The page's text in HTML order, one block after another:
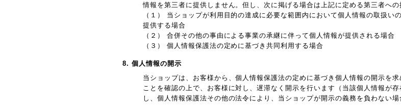
情報を第三者に提供しません。但し、次に掲げる場合は上記に定める第三者への
（１） 当ショップが利用目的の達成に必要な範囲内において個人情報の取扱い
提供する場合
（２） 合併その他の事由による事業の承継に伴って個人情報が提供される場合
（３） 個人情報保護法の定めに基づき共同利用する場合
8. 個人情報の開示
当ショップは、お客様から、個人情報保護法の定めに基づき個人情報の開示を
ことを確認の上で、お客様に対し、遅滞なく開示を行います（当該個人情報が
し、個人情報保護法その他の法令により、当ショップが開示の義務を負わない場